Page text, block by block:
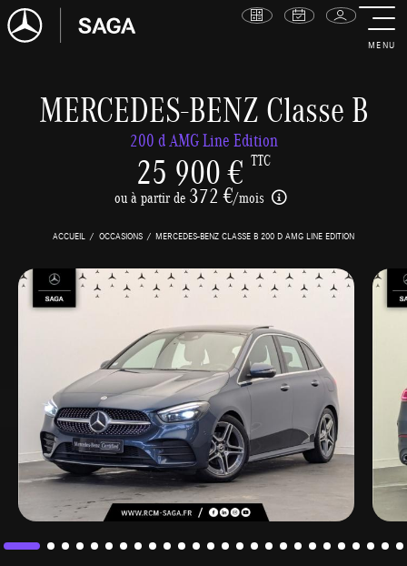
MENU
MERCEDES-BENZ Classe B
200 d AMG Line Edition
25 900 € TTC
ou à partir de 372 €/mois
ACCUEIL OCCASIONS MERCEDES-BENZ CLASSE B 200 D AMG LINE EDITION